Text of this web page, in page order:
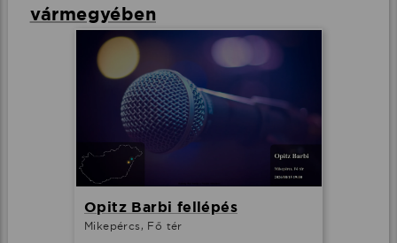
vármegyében
Opitz Barbi fellépés
Mikepércs, Fő tér